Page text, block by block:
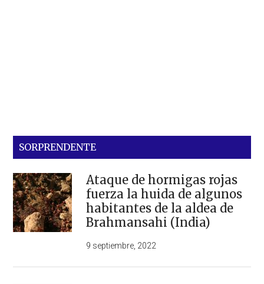
SORPRENDENTE
Ataque de hormigas rojas
fuerza la huida de algunos
habitantes de la aldea de
Brahmansahi (India)
9 septiembre, 2022